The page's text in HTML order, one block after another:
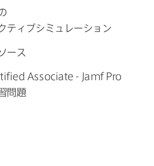
ティブシミュレーション
ース
Associate - Jamf Pro
問題